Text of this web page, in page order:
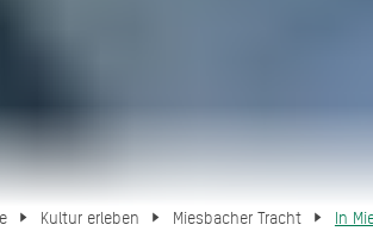
Kultur erleben Miesbacher Tracht In